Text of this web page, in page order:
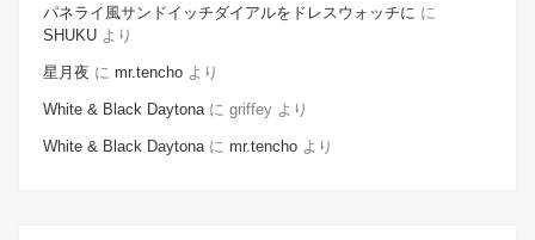
パネライ風サンドイッチダイアルをドレスウォッチに に
SHUKU より
星月夜 に mr.tencho より
White & Black Daytonaに griffey より
White & Black Daytonaに mr.tencho より